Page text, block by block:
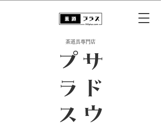
​茶道具専門店
サ
ド
ウ
プ
ラ
ス